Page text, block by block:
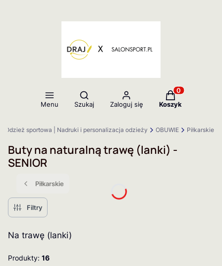
Menu
Otwórz wyszukiwarkę
Szukaj Zaloguj się
Produkty w
Koszyk
Odzież sportowa | Nadruki i personalizacja odzieży OBUWIE Piłkarskie
Buty na naturalną trawę (lanki) -
SENIOR
Piłkarskie
Filtry
Na trawę (lanki)
Produkty: 16